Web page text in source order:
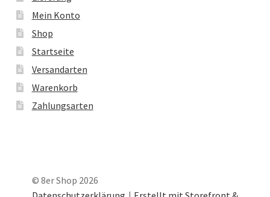
Mein Konto
Shop
Startseite
Versandarten
Warenkorb
Zahlungsarten
© 8er Shop 2026